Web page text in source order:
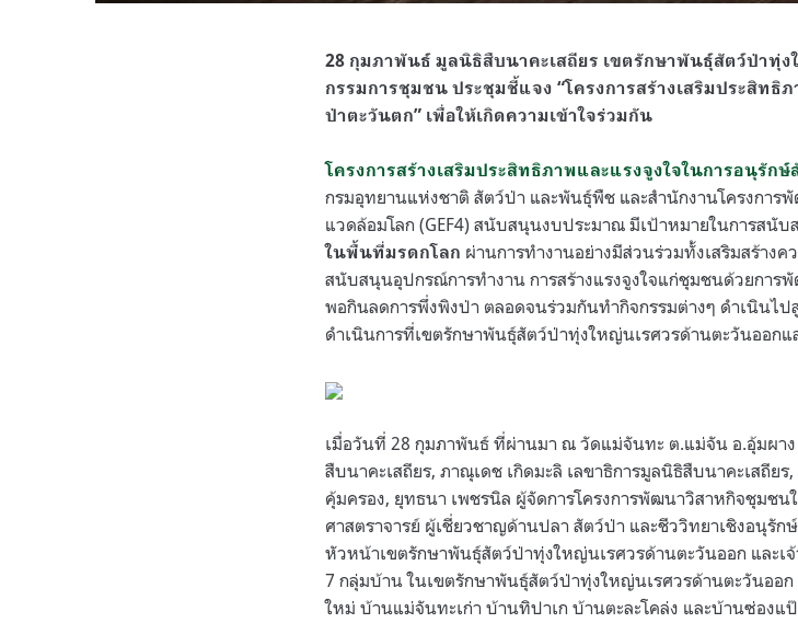
28 กุมภาพันธ์ มูลนิธิสืบนาคะเสถียร เขตรักษาพันธุ์สัตว์ป่าทุ่
กรรมการชุมชน ประชุมชี้แจง “โครงการสร้างเสริมประสิท
ป่าตะวันตก” เพื่อให้เกิดความเข้าใจร่วมกัน
โครงการสร้างเสริมประสิทธิภาพและแรงจูงใจในการอนุรัก
กรมอุทยานแห่งชาติ สัตว์ป่า และพันธุ์พืช และสำนักงานโครงการ
แวดล้อมโลก (GEF4) สนับสนุนงบประมาณ มีเป้าหมายในการสนั
ในพื้นที่มรดกโลก ผ่านการทำงานอย่างมีส่วนร่วมทั้งเสริมสร้าง
สนับสนุนอุปกรณ์การทำงาน การสร้างแรงจูงใจแก่ชุมชนด้วยกา
พอกินลดการพึ่งพิงป่า ตลอดจนร่วมกันทำกิจกรรมต่างๆ ดำเนินไป
ดำเนินการที่เขตรักษาพันธุ์สัตว์ป่าทุ่งใหญ่นเรศวรด้านตะวันออก
เมื่อวันที่ 28 กุมภาพันธ์ ที่ผ่านมา ณ วัดแม่จันทะ ต.แม่จัน อ.อุ้มผา
สืบนาคะเสถียร, ภาณุเดช เกิดมะลิ เลขาธิการมูลนิธิสืบนาคะเสถี
คุ้มครอง, ยุทธนา เพชรนิล ผู้จัดการโครงการพัฒนาวิสาหกิจชุมชน
ศาสตราจารย์ ผู้เชี่ยวชาญด้านปลา สัตว์ป่า และชีววิทยาเชิงอนุรัก
หัวหน้าเขตรักษาพันธุ์สัตว์ป่าทุ่งใหญ่นเรศวรด้านตะวันออก และเ
7 กลุ่มบ้าน ในเขตรักษาพันธุ์สัตว์ป่าทุ่งใหญ่นเรศวรด้านตะวันออ
ใหม่ บ้านแม่จันทะเก่า บ้านทิปาเก บ้านตะละโคล่ง และบ้านซ่อง